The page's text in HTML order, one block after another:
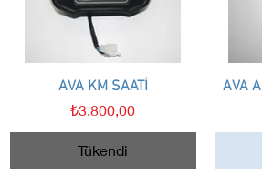
Hızlı Bakış
AVA KM SAATİ
Fiyat
₺3.800,00
Tükendi
AVA